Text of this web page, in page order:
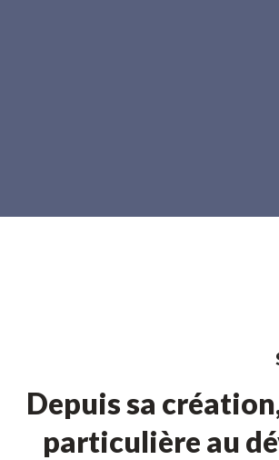
Depuis sa
particulière au